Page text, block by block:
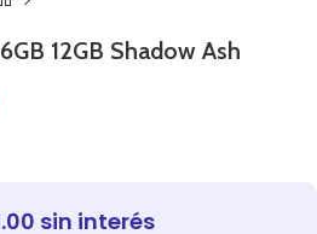
12GB Shadow Ash
sin interés